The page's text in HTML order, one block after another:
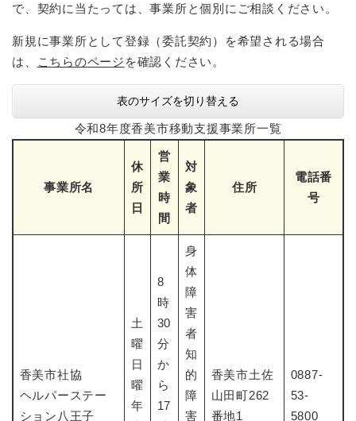
で、契約に当たっては、事業所と個別にご相談ください。
新規に事業所として登録（委託契約）を希望される場合
は、
こちらのページ を確認ください。
表のサイズを切り替える
令和8年度香美市移動支援事業所一覧
事業所名
休
所
日
営
業
時
間
対
象
者
住所
電話番
号
香美市社協
ヘルパーステー
ション八王子
土
曜
日
曜
年
8
時
30
分
か
ら
17
身
体
障
害
者
知
的
障
害
香美市土佐
山田町262
番地1
0887-
53-
5800